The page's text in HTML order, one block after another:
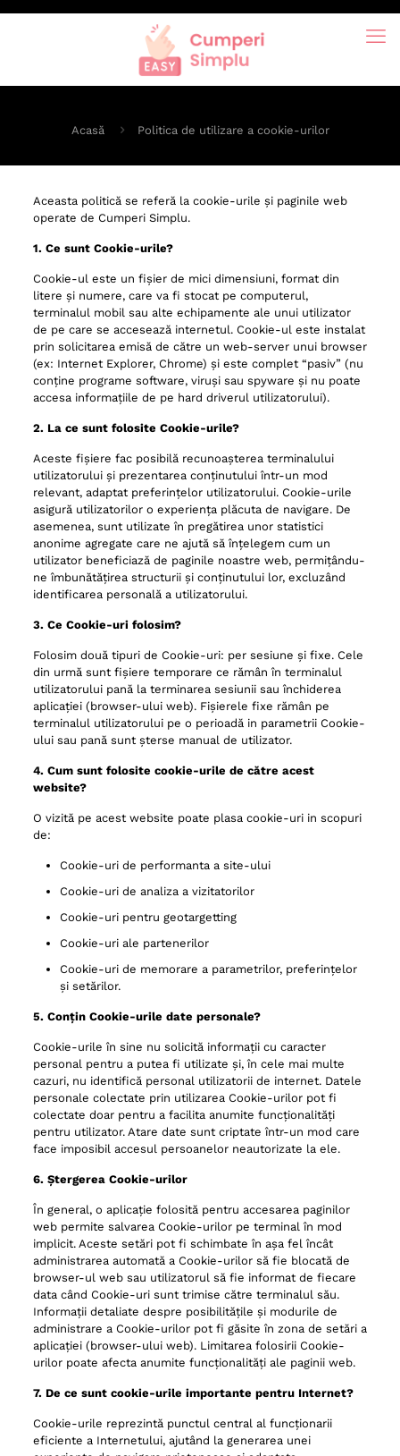
Acasă Politica de utilizare a cookie-urilor
Aceasta politică se referă la cookie-urile și paginile web
operate de Cumperi Simplu.
1. Ce sunt Cookie-urile?
Cookie-ul este un fișier de mici dimensiuni, format din
litere și numere, care va fi stocat pe computerul,
terminalul mobil sau alte echipamente ale unui utilizator
de pe care se accesează internetul. Cookie-ul este instalat
prin solicitarea emisă de către un web-server unui browser
(ex: Internet Explorer, Chrome) și este complet “pasiv” (nu
conține programe software, viruși sau spyware și nu poate
accesa informațiile de pe hard driverul utilizatorului).
2. La ce sunt folosite Cookie-urile?
Aceste fișiere fac posibilă recunoașterea terminalului
utilizatorului și prezentarea conținutului într-un mod
relevant, adaptat preferințelor utilizatorului. Cookie-urile
asigură utilizatorilor o experiența plăcuta de navigare. De
asemenea, sunt utilizate în pregătirea unor statistici
anonime agregate care ne ajută să înțelegem cum un
utilizator beneficiază de paginile noastre web, permițându-
ne îmbunătățirea structurii și conținutului lor, excluzând
identificarea personală a utilizatorului.
3. Ce Cookie-uri folosim?
Folosim două tipuri de Cookie-uri: per sesiune și fixe. Cele
din urmă sunt fișiere temporare ce rămân în terminalul
utilizatorului pană la terminarea sesiunii sau închiderea
aplicației (browser-ului web). Fișierele fixe rămân pe
terminalul utilizatorului pe o perioadă in parametrii Cookie-
ului sau pană sunt șterse manual de utilizator.
4. Cum sunt folosite cookie-urile de către acest
website?
O vizită pe acest website poate plasa cookie-uri in scopuri
de:
Cookie-uri de performanta a site-ului
Cookie-uri de analiza a vizitatorilor
Cookie-uri pentru geotargetting
Cookie-uri ale partenerilor
Cookie-uri de memorare a parametrilor, preferințelor
și setărilor.
5. Conțin Cookie-urile date personale?
Cookie-urile în sine nu solicită informații cu caracter
personal pentru a putea fi utilizate și, în cele mai multe
cazuri, nu identifică personal utilizatorii de internet. Datele
personale colectate prin utilizarea Cookie-urilor pot fi
colectate doar pentru a facilita anumite funcționalități
pentru utilizator. Atare date sunt criptate într-un mod care
face imposibil accesul persoanelor neautorizate la ele.
6. Ștergerea Cookie-urilor
În general, o aplicație folosită pentru accesarea paginilor
web permite salvarea Cookie-urilor pe terminal în mod
implicit. Aceste setări pot fi schimbate în așa fel încât
administrarea automată a Cookie-urilor să fie blocată de
browser-ul web sau utilizatorul să fie informat de fiecare
data când Cookie-uri sunt trimise către terminalul său.
Informații detaliate despre posibilitățile și modurile de
administrare a Cookie-urilor pot fi găsite în zona de setări a
aplicației (browser-ului web). Limitarea folosirii Cookie-
urilor poate afecta anumite funcționalități ale paginii web.
7. De ce sunt cookie-urile importante pentru Internet?
Cookie-urile reprezintă punctul central al funcționarii
eficiente a Internetului, ajutând la generarea unei